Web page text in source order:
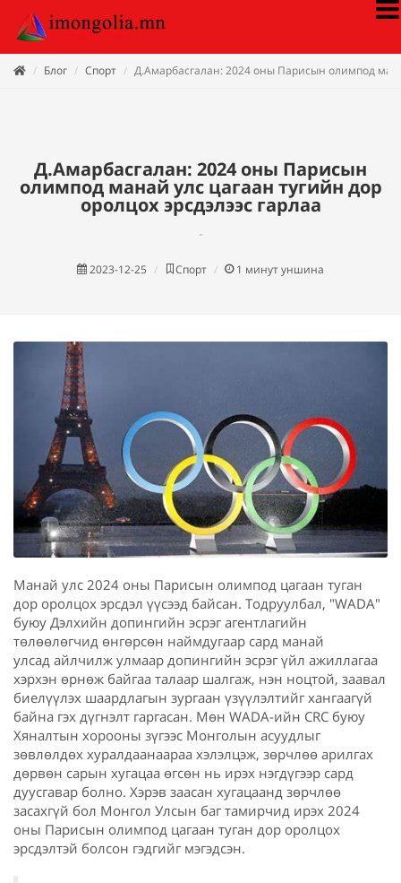
Блог Спорт Д.Амарбасгалан: 2024 оны Парисын олимпод
Д.Амарбасгалан: 2024 оны Парисын
олимпод манай улс цагаан тугийн дор
оролцох эрсдэлээс гарлаа
-
2023-12-25 Спорт 1 минут уншина
Манай улс 2024 оны Парисын олимпод цагаан туган
дор оролцох эрсдэл үүсээд байсан. Тодруулбал, "WADA"
буюу Дэлхийн допингийн эсрэг агентлагийн
төлөөлөгчид өнгөрсөн наймдугаар сард манай
улсад айлчилж улмаар допингийн эсрэг үйл ажиллагаа
хэрхэн өрнөж байгаа талаар шалгаж, нэн ноцтой, заавал
биелүүлэх шаардлагын зургаан үзүүлэлтийг хангаагүй
байна гэх дүгнэлт гаргасан. Мөн WADA-ийн CRC буюу
Хяналтын хорооны зүгээс Монголын асуудлыг
зөвлөлдөх хуралдаанаараа хэлэлцэж, зөрчлөө арилгах
дөрвөн сарын хугацаа өгсөн нь ирэх нэгдүгээр сард
дуусгавар болно. Хэрэв заасан хугацаанд зөрчлөө
засахгүй бол Монгол Улсын баг тамирчид ирэх 2024
оны Парисын олимпод цагаан туган дор оролцох
эрсдэлтэй болсон гэдгийг мэгэдсэн.